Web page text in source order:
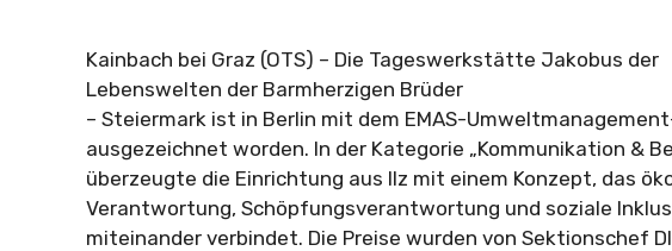
Kainbach bei Graz (OTS) – Die Tageswerkstätte Jakobus der
Lebenswelten der Barmherzigen Brüder
– Steiermark ist in Berlin mit dem EMAS-
ausgezeichnet worden. In der Kategorie „Kommunikation &
überzeugte die Einrichtung aus Ilz mit einem Konzept, das
Verantwortung, Schöpfungsverantwortung und soziale
miteinander verbindet. Die Preise wurden von Sektionschef DI